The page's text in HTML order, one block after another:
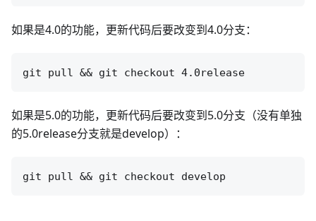
如果是4.0的功能，更新代码后要改变到4.0分支：
如果是5.0的功能，更新代码后要改变到5.0分支（没有单独
的5.0release分支就是develop）：